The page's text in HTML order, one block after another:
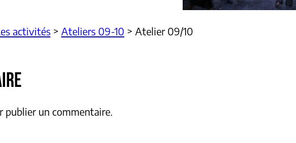
activités> Ateliers 09-10 > Atelier 09/10
publier un commentaire.